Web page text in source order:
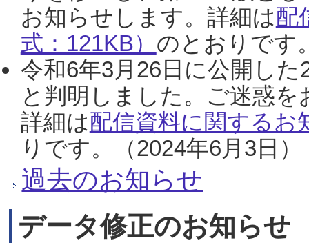
お知らせします。詳細は配
式：121KB） のとおりです
令和6年3月26日に公開し
と判明しました。ご迷惑
詳細は配信資料に関するお
りです。（2024年6月3日）
過去のお知らせ
データ修正のお知らせ